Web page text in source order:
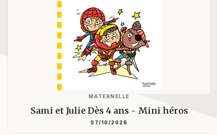
MATERNELLE
Sami et Julie Dès 4 ans - Mini héros
07/10/2026